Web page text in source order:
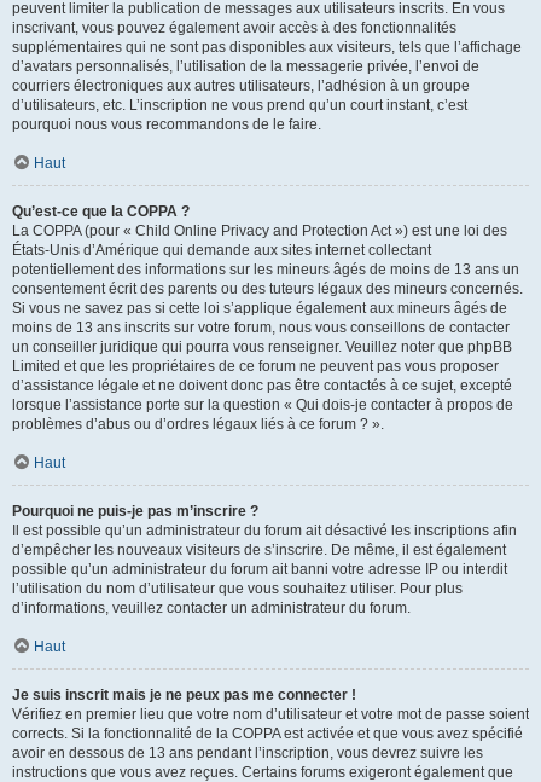
peuvent limiter la publication de messages aux utilisateurs inscrits. En vous
inscrivant, vous pouvez également avoir accès à des fonctionnalités
supplémentaires qui ne sont pas disponibles aux visiteurs, tels que l’affichage
d’avatars personnalisés, l’utilisation de la messagerie privée, l’envoi de
courriers électroniques aux autres utilisateurs, l’adhésion à un groupe
d’utilisateurs, etc. L’inscription ne vous prend qu’un court instant, c’est
pourquoi nous vous recommandons de le faire.
Haut
Qu’est-ce que la COPPA ?
La COPPA (pour « Child Online Privacy and Protection Act ») est une loi des
États-Unis d’Amérique qui demande aux sites internet collectant
potentiellement des informations sur les mineurs âgés de moins de 13 ans un
consentement écrit des parents ou des tuteurs légaux des mineurs concernés.
Si vous ne savez pas si cette loi s’applique également aux mineurs âgés de
moins de 13 ans inscrits sur votre forum, nous vous conseillons de contacter
un conseiller juridique qui pourra vous renseigner. Veuillez noter que phpBB
Limited et que les propriétaires de ce forum ne peuvent pas vous proposer
d’assistance légale et ne doivent donc pas être contactés à ce sujet, excepté
lorsque l’assistance porte sur la question « Qui dois-je contacter à propos de
problèmes d’abus ou d’ordres légaux liés à ce forum ? ».
Haut
Pourquoi ne puis-je pas m’inscrire ?
Il est possible qu’un administrateur du forum ait désactivé les inscriptions afin
d’empêcher les nouveaux visiteurs de s’inscrire. De même, il est également
possible qu’un administrateur du forum ait banni votre adresse IP ou interdit
l’utilisation du nom d’utilisateur que vous souhaitez utiliser. Pour plus
d’informations, veuillez contacter un administrateur du forum.
Haut
Je suis inscrit mais je ne peux pas me connecter !
Vérifiez en premier lieu que votre nom d’utilisateur et votre mot de passe soient
corrects. Si la fonctionnalité de la COPPA est activée et que vous avez spécifié
avoir en dessous de 13 ans pendant l’inscription, vous devrez suivre les
instructions que vous avez reçues. Certains forums exigeront également que